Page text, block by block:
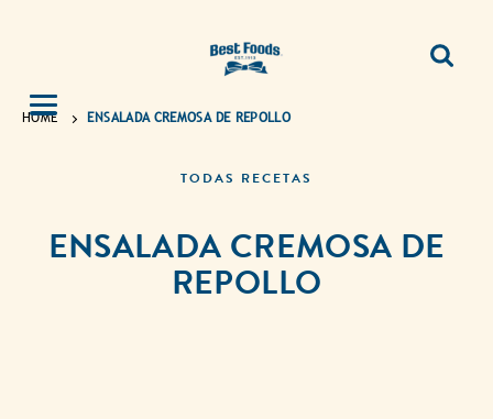
HOME ENSALADA CREMOSA DE REPOLLO
TODAS RECETAS
ENSALADA CREMOSA DE
REPOLLO